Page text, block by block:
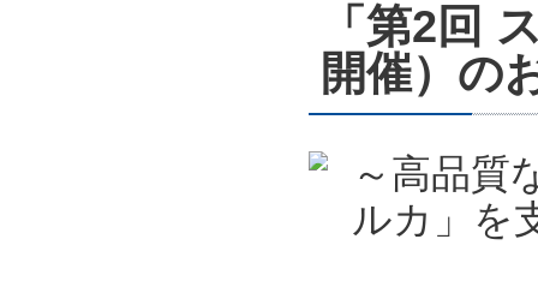
「第2回
開催）の
～高品質
ルカ」を